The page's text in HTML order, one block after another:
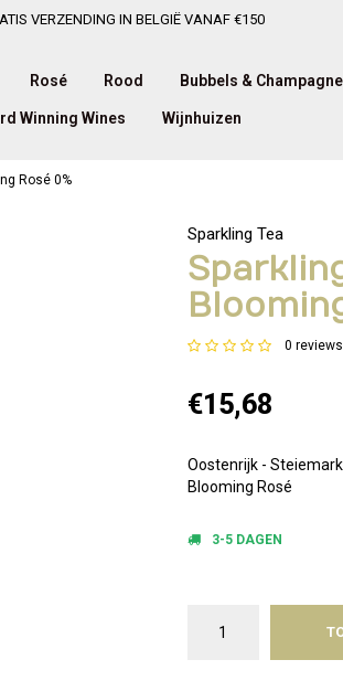
VERZENDING IN BELGIË VANAF €150
Rosé Rood Bubbels & Champagne
Winning Wines Wijnhuizen
Rosé 0%
Sparkling Tea
0
€15,68
Oostenrijk - Steiemark
Blooming Rosé
3-5 DAGEN